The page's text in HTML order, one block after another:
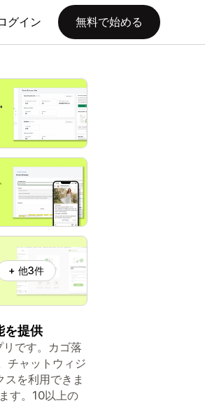
グイン 無料で始める
+ 他3件
を提供
です。カゴ落
チャットウィジ
を利用できま
す。10以上の